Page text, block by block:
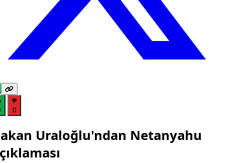
0
Uraloğlu'ndan Netanyahu